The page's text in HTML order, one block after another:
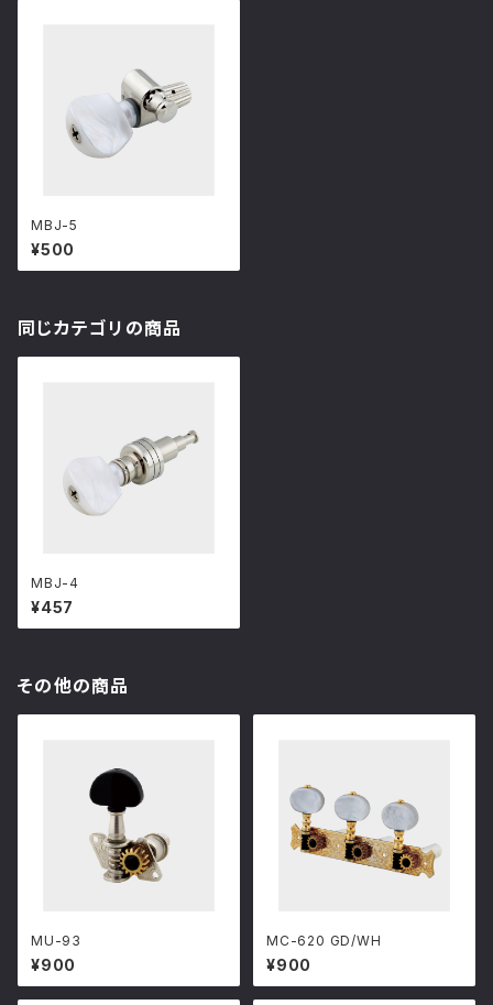
MBJ-5
¥500
同じカテゴリの商品
MBJ-4
¥457
その他の商品
MU-93
¥900
MC-620 GD/WH
¥900